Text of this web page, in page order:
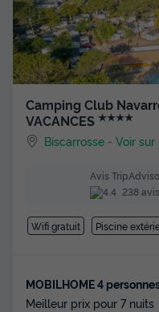
Camping Club
VACANCES ★★★★
Biscarrosse -Voir
Avis
238 avis
Wifi gratuit Piscine
MOBILHOME 4
Meilleur prix pour 7 nuits